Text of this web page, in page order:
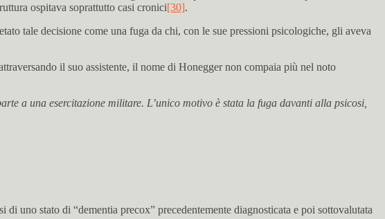
ospitava soprattutto casi cronici[30].
tale decisione come una fuga da chi, con le sue pressioni psicologiche, gli aveva
il suo assistente, il nome di Honegger non compaia più nel noto
a una esercitazione militare. L’unico motivo è stata la fuga davanti alla psicosi,
uno stato di “dementia precox” precedentemente diagnosticata e poi sottovalutata